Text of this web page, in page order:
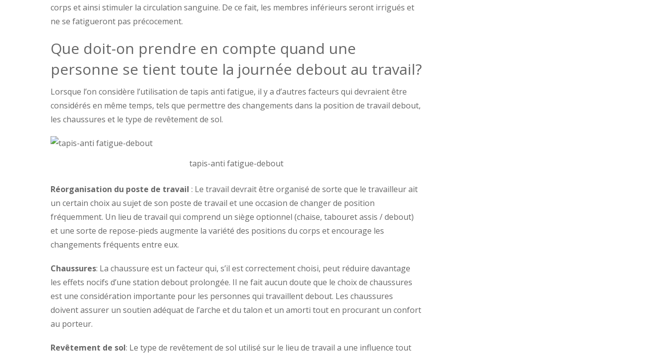
corps et ainsi stimuler la circulation sanguine. De ce fait, les membres inférieurs seront irrigués et
ne se fatigueront pas précocement.
Que doit-on prendre en compte quand une
personne se tient toute la journée debout au travail?
Lorsque l’on considère l’utilisation de tapis anti fatigue, il y a d’autres facteurs qui devraient être
considérés en même temps, tels que permettre des changements dans la position de travail debout,
les chaussures et le type de revêtement de sol.
tapis-anti fatigue-debout
Réorganisation du poste de travail : Le travail devrait être organisé de sorte que le travailleur ait
un certain choix au sujet de son poste de travail et une occasion de changer de position
fréquemment. Un lieu de travail qui comprend un siège optionnel (chaise, tabouret assis / debout)
et une sorte de repose-pieds augmente la variété des positions du corps et encourage les
changements fréquents entre eux.
Chaussures: La chaussure est un facteur qui, s’il est correctement choisi, peut réduire davantage
les effets nocifs d’une station debout prolongée. Il ne fait aucun doute que le choix de chaussures
est une considération importante pour les personnes qui travaillent debout. Les chaussures
doivent assurer un soutien adéquat de l’arche et du talon et un amorti tout en procurant un confort
au porteur.
Revêtement de sol: Le type de revêtement de sol utilisé sur le lieu de travail a une influence tout